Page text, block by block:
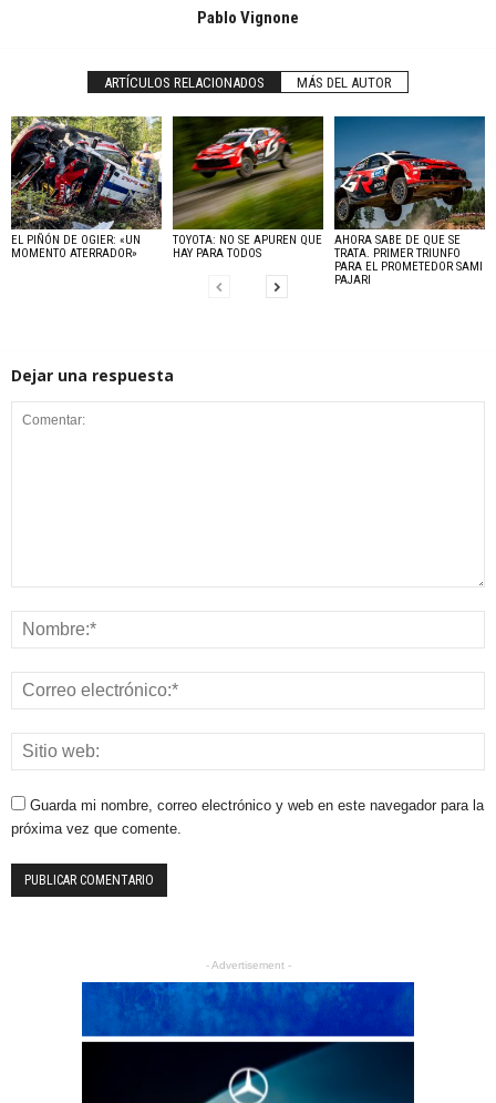
Pablo Vignone
ARTÍCULOS RELACIONADOS MÁS DEL AUTOR
EL PIÑÓN DE OGIER: «UN
MOMENTO ATERRADOR»
TOYOTA: NO SE APUREN QUE
HAY PARA TODOS
AHORA SABE DE QUE SE
TRATA. PRIMER TRIUNFO
PARA EL PROMETEDOR SAMI
PAJARI
Dejar una respuesta
Guarda mi nombre, correo electrónico y web en este navegador para la
próxima vez que comente.
- Advertisement -